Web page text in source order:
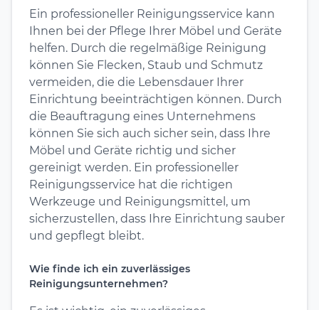
Ein professioneller Reinigungsservice kann
Ihnen bei der Pflege Ihrer Möbel und Geräte
helfen. Durch die regelmäßige Reinigung
können Sie Flecken, Staub und Schmutz
vermeiden, die die Lebensdauer Ihrer
Einrichtung beeinträchtigen können. Durch
die Beauftragung eines Unternehmens
können Sie sich auch sicher sein, dass Ihre
Möbel und Geräte richtig und sicher
gereinigt werden. Ein professioneller
Reinigungsservice hat die richtigen
Werkzeuge und Reinigungsmittel, um
sicherzustellen, dass Ihre Einrichtung sauber
und gepflegt bleibt.
Wie finde ich ein zuverlässiges
Reinigungsunternehmen?